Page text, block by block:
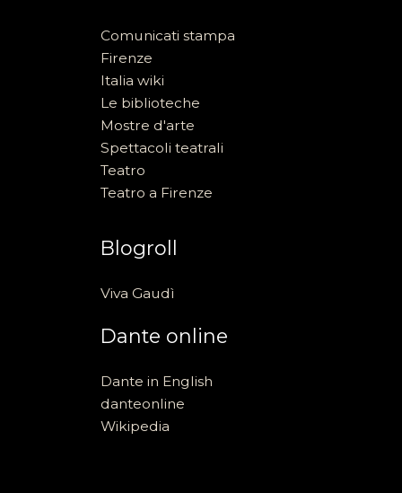
Comunicati stampa
Firenze
Italia wiki
Le biblioteche
Mostre d'arte
Spettacoli teatrali
Teatro
Teatro a Firenze
Blogroll
Viva Gaudì
Dante online
Dante in English
danteonline
Wikipedia